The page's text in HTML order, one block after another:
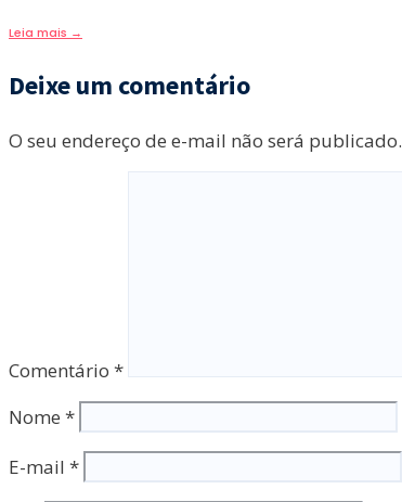
Leia mais →
Deixe um comentário
O seu endereço de e-mail não será publicado.
Comentário *
Nome *
E-mail *